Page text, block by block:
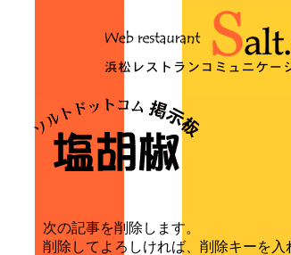
次の記事を削除します。
削除してよろしければ、削除キーを入